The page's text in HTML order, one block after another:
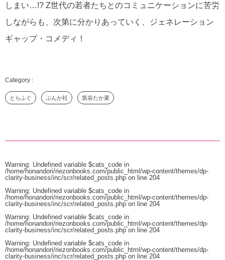
しまい…!? Z世代の若者たちとのコミュニケーションに苦労
しながらも、次第に分かりあっていく、ジェネレーション
ギャップ・コメディ！
とらふぐ ぶんか社 筑谷たか菜
Warning: Undefined variable $cats_code in
/home/honandori/riezonbooks.com/public_html/wp-content/themes/dp-
clarity-business/inc/scr/related_posts.php on line 204
Warning: Undefined variable $cats_code in
/home/honandori/riezonbooks.com/public_html/wp-content/themes/dp-
clarity-business/inc/scr/related_posts.php on line 204
Warning: Undefined variable $cats_code in
/home/honandori/riezonbooks.com/public_html/wp-content/themes/dp-
clarity-business/inc/scr/related_posts.php on line 204
Warning: Undefined variable $cats_code in
/home/honandori/riezonbooks.com/public_html/wp-content/themes/dp-
clarity-business/inc/scr/related_posts.php on line 204